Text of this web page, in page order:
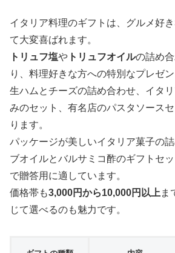
イタリア料理のギフトは、グルメ好
て大変喜ばれます。
トリュフ塩や トリュフオイルの詰め
り、料理好きな方への特別なプレゼン
生ハムとチーズの詰め合わせ、イタ
みのセット、有名店のパスタソース
ります。
パッケージが美しいイタリア菓子の
ブオイルとバルサミコ酢のギフトセ
で贈答用に適しています。
価格帯も3,000円から10,000円以上 ま
じて選べるのも魅力です。